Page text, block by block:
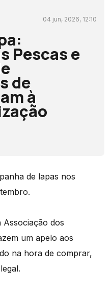
04 jun, 2026, 12:10
Pescas e
de
à
de lapas nos
Associação dos
um apelo aos
na hora de comprar,